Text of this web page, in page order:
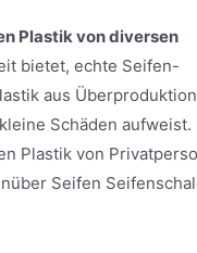
Plastik von diversen
bietet, echte Seifen-
aus Überproduktion
Schäden aufweist.
Plastik von
Seifen